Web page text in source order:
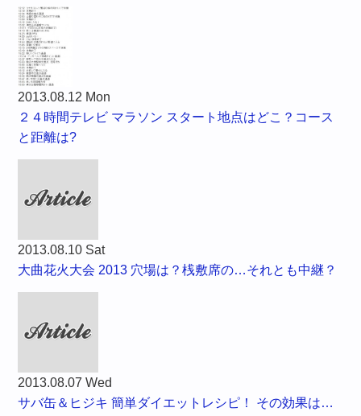
2013.08.12 Mon
２４時間テレビ マラソン スタート地点はどこ？コース
と距離は?
2013.08.10 Sat
大曲花火大会 2013 穴場は？桟敷席の…それとも中継？
2013.08.07 Wed
サバ缶＆ヒジキ 簡単ダイエットレシピ！ その効果は…